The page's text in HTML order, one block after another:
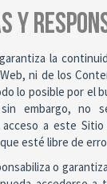
Y
la
ni de los
lo posible por el
embargo, no
a este
esté libre de
o